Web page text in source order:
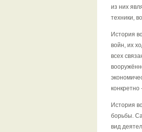
из них
техники,
История
войн, их
всех
конкретно
История
борьбы.
вид